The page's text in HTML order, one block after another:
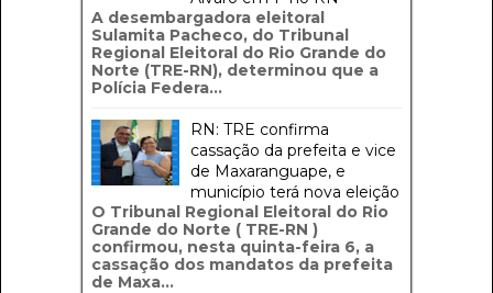
A desembargadora eleitoral
Sulamita Pacheco, do Tribunal
Regional Eleitoral do Rio Grande do
Norte (TRE-RN), determinou que a
Polícia Federa...
RN: TRE confirma
cassação da prefeita e vice
de Maxaranguape, e
município terá nova eleição
O Tribunal Regional Eleitoral do Rio
Grande do Norte ( TRE-RN )
confirmou, nesta quinta-feira 6, a
cassação dos mandatos da prefeita
de Maxa...